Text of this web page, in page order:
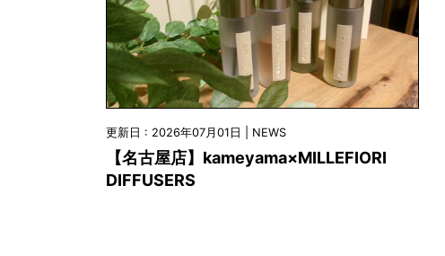
更新日 : 2026年07月01日 | NEWS
【名古屋店】kameyama×MILLEFIORI
DIFFUSERS